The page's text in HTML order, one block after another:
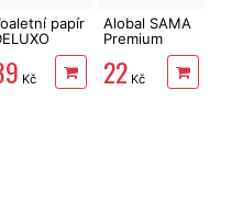
papír
2vrstvý 8 rolí,
m
Kč
Alobal SAMA
Premium
10m, 9µm
22 Kč